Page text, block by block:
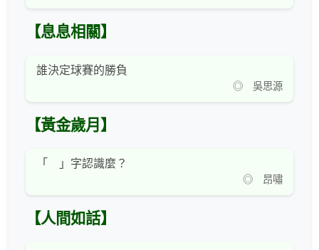
【息息相關】
誰決定球賽的勝負
◎ 吳思源
【黃金歲月】
「 」字認識麼？
◎ 昂嘯
【人間如話】